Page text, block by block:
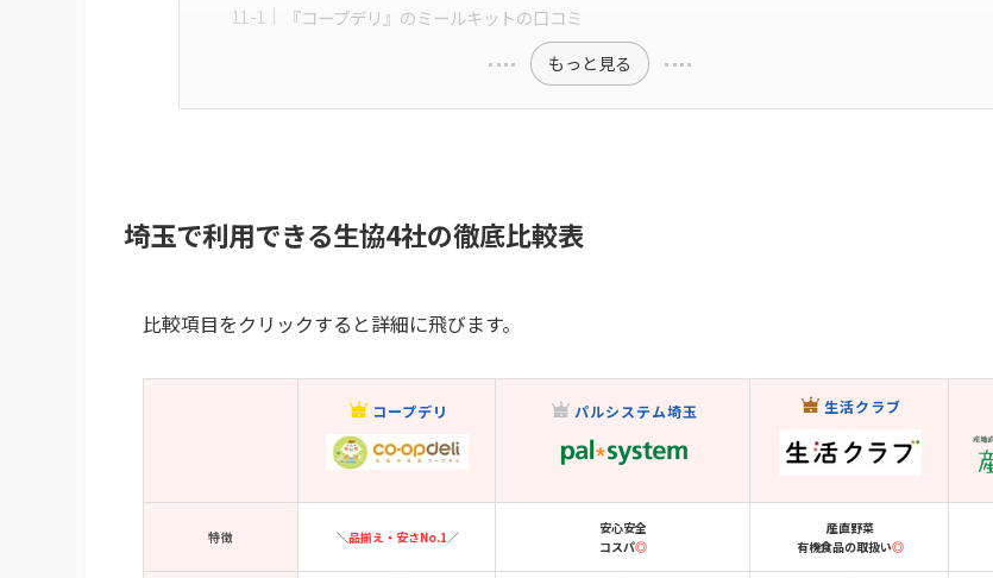
『コープデリ』のミールキットの口コミ
もっと見る
埼玉で利用できる生協4社の徹底比較表
比較項目をクリックすると詳細に飛びます。
コープデリ パルシステム埼玉 生活クラブ
特徴 ＼品揃え・安さNo.1 ／
安心安全
コスパ◎
産直野菜
有機食品の取扱い◎